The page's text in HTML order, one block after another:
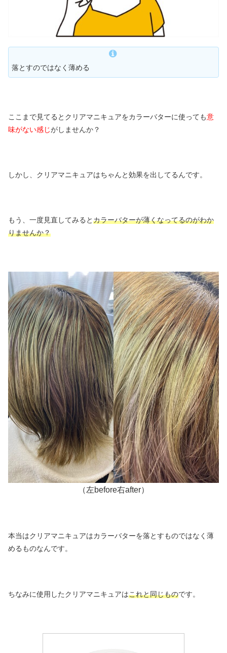
落とすのではなく薄める
ここまで見てるとクリアマニキュアをカラーバターに使っても意
味がない感じがしませんか？
しかし、クリアマニキュアはちゃんと効果を出してるんです。
もう、一度見直してみるとカラーバターが薄くなってるのがわか
りませんか？
（左before右after）
本当はクリアマニキュアはカラーバターを落とすものではなく薄
めるものなんです。
ちなみに使用したクリアマニキュアはこれと同じものです。